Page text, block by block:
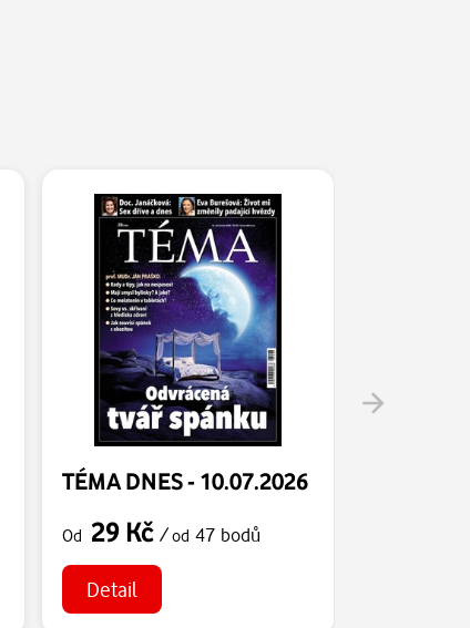
TÉMA DNES - 10.07.2026
Od 29 Kč/od 47 bodů
Detail